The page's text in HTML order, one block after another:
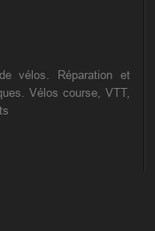
vélos. Réparation et
Vélos course, VTT,